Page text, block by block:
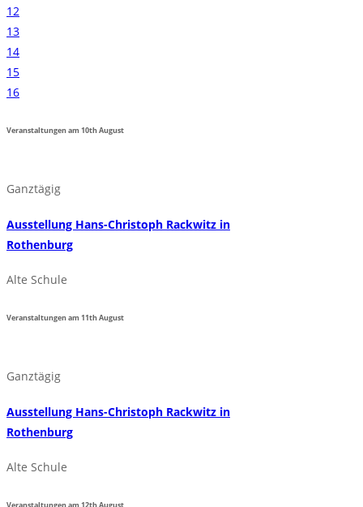
12
13
14
15
16
Veranstaltungen am10thAugust
Ganztägig
Ausstellung Hans-Christoph Rackwitz in
Rothenburg
Alte Schule
Veranstaltungen am11thAugust
Ganztägig
Ausstellung Hans-Christoph Rackwitz in
Rothenburg
Alte Schule